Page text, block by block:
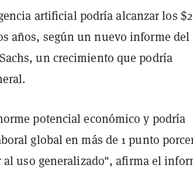
artificial podría alcanzar los
años, según un nuevo informe del
un crecimiento que podría
potencial económico y podría
global en más de 1 punto
uso generalizado", afirma el